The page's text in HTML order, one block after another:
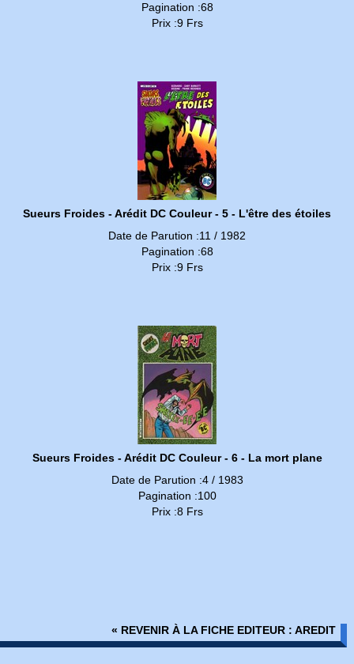
Pagination :68
Prix :9 Frs
Sueurs Froides - Arédit DC Couleur - 5 - L'être des étoiles
Date de Parution :11 / 1982
Pagination :68
Prix :9 Frs
Sueurs Froides - Arédit DC Couleur - 6 - La mort plane
Date de Parution :4 / 1983
Pagination :100
Prix :8 Frs
« REVENIR À LA FICHE EDITEUR : AREDIT